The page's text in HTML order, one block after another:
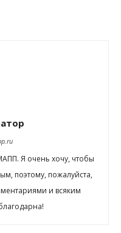
Я очень хочу, чтобы
поэтому, пожалуйста,
и всяким